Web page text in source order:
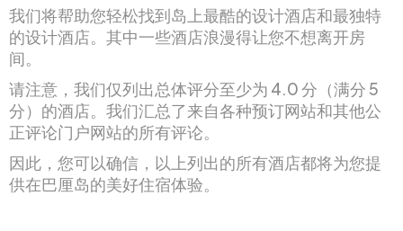
我们将帮助您轻松找到岛上最酷的设计酒店和最独特
的设计酒店。其中一些酒店浪漫得让您不想离开房
间。
请注意，我们仅列出总体评分至少为 4.0 分（满分 5
分）的酒店。我们汇总了来自各种预订网站和其他公
正评论门户网站的所有评论。
因此，您可以确信，以上列出的所有酒店都将为您提
供在巴厘岛的美好住宿体验。